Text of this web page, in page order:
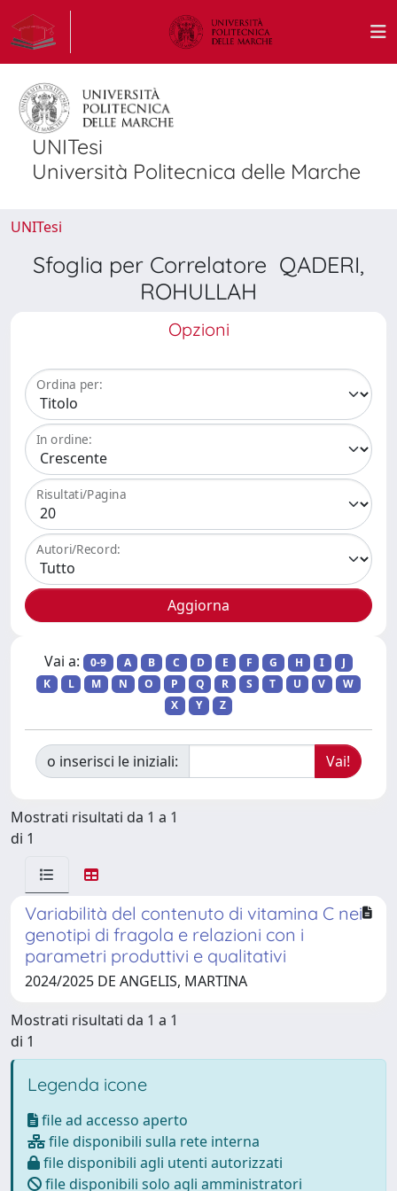
UNITesi
Università Politecnica delle Marche
UNITesi
Sfoglia per Correlatore QADERI,
ROHULLAH
Opzioni
Ordina per:
In ordine:
Risultati/Pagina
Autori/Record:
Vai a: 0-9 A B C D E F G H I
J
K
L M N O P Q R S T U V
W
X
Y Z
o inserisci le iniziali:
Mostrati risultati da 1 a 1
di 1
Variabilità del contenuto di vitamina C nei
genotipi di fragola e relazioni con i
parametri produttivi e qualitativi
2024/2025 DE ANGELIS, MARTINA
Mostrati risultati da 1 a 1
di 1
Legenda icone
file ad accesso aperto
file disponibili sulla rete interna
file disponibili agli utenti autorizzati
file disponibili solo agli amministratori